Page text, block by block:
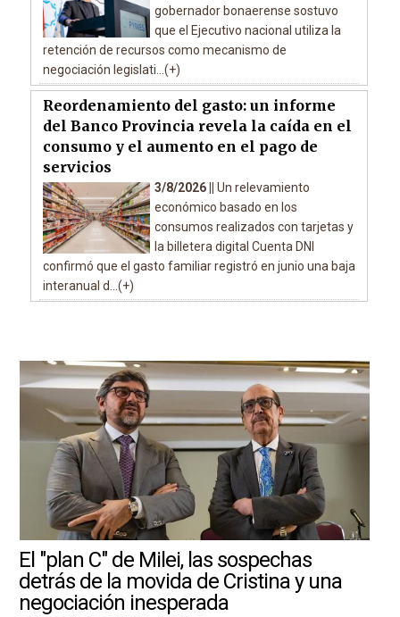
gobernador bonaerense sostuvo
que el Ejecutivo nacional utiliza la
retención de recursos como mecanismo de
negociación legislati...(+)
Reordenamiento del gasto: un informe
del Banco Provincia revela la caída en el
consumo y el aumento en el pago de
servicios
3/8/2026 || Un relevamiento
económico basado en los
consumos realizados con tarjetas y
la billetera digital Cuenta DNI
confirmó que el gasto familiar registró en junio una baja
interanual d...(+)
El "plan C" de Milei, las sospechas
detrás de la movida de Cristina y una
negociación inesperada